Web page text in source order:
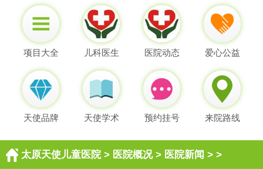
项目大全 儿科医生 医院动态 爱心公益
天使品牌 天使学术 预约挂号 来院路线
太原天使儿童医院> 医院概况> 医院新闻 > >